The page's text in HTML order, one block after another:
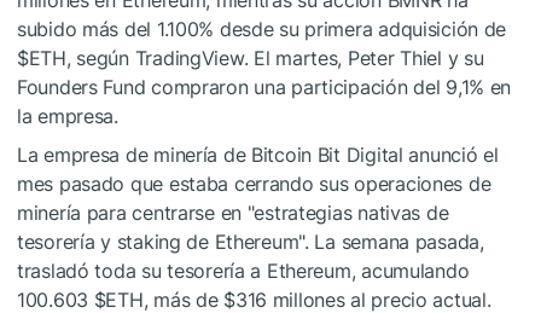
subido más del 1.100% desde su primera adquisición de
$ETH, según TradingView. El martes, Peter Thiel y su
Founders Fund compraron una participación del 9,1% en
la empresa.
La empresa de minería de Bitcoin Bit Digital anunció el
mes pasado que estaba cerrando sus operaciones de
minería para centrarse en "estrategias nativas de
tesorería y staking de Ethereum". La semana pasada,
trasladó toda su tesorería a Ethereum, acumulando
100.603 $ETH, más de $316 millones al precio actual.